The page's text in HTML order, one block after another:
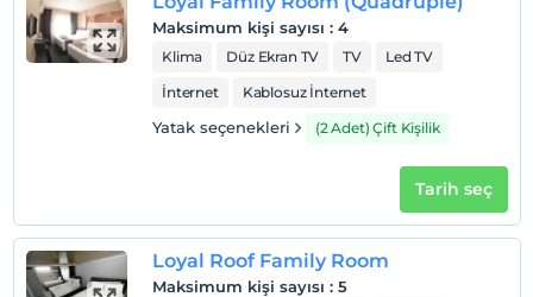
Maksimum kişi sayısı : 4
Klima Düz Ekran TV TV
Led TV
İnternet
Kablosuz İnternet
Yatak seçenekleri (2 Adet) Çift Kişilik
Tarih seç
Loyal Roof Family Room
Maksimum kişi sayısı : 5